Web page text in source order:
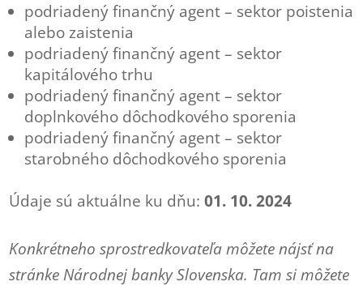
podriadený finančný agent – sektor poistenia
alebo zaistenia
podriadený finančný agent – sektor
kapitálového trhu
podriadený finančný agent – sektor
doplnkového dôchodkového sporenia
podriadený finančný agent – sektor
starobného dôchodkového sporenia
Údaje sú aktuálne ku dňu:01. 10. 2024
Konkrétneho sprostredkovateľa môžete nájsť na
stránke Národnej banky Slovenska. Tam si môžete